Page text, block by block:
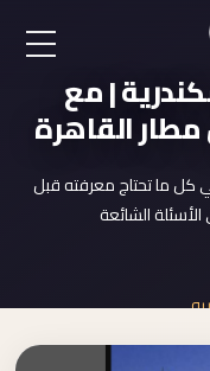
| مع
القاهرة
ما تحتاج معرفته قبل
الشائعة